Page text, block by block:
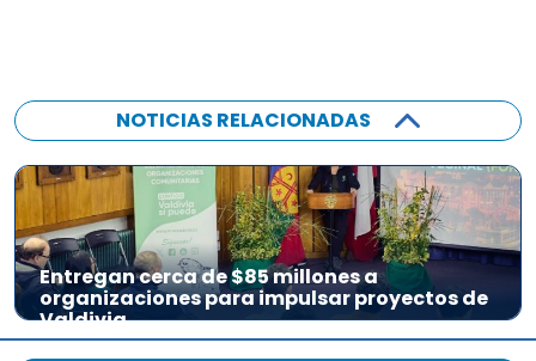
NOTICIAS RELACIONADAS
Entregan cerca de $85 millones a
organizaciones para impulsar proyectos de
Valdivia